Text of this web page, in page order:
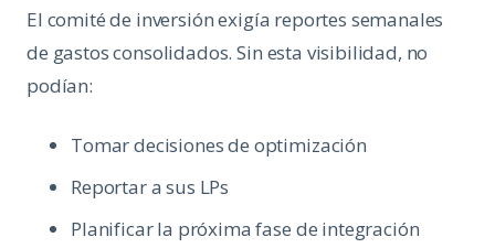
El comité de inversión exigía reportes semanales
de gastos consolidados. Sin esta visibilidad, no
podían:
Tomar decisiones de optimización
Reportar a sus LPs
Planificar la próxima fase de integración